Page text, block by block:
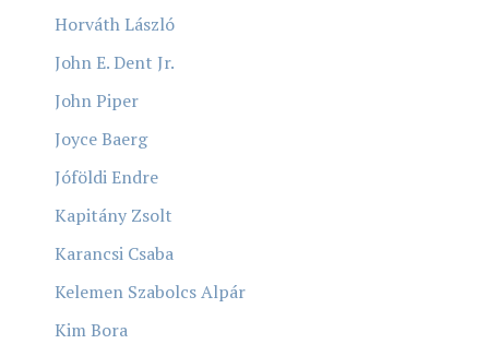
Horváth László
John E. Dent Jr.
John Piper
Joyce Baerg
Jóföldi Endre
Kapitány Zsolt
Karancsi Csaba
Kelemen Szabolcs Alpár
Kim Bora